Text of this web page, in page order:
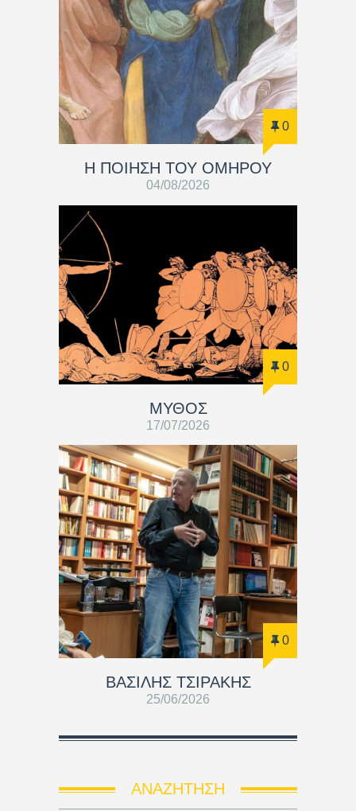
0
Η ΠΟΙΗΣΗ ΤΟΥ ΟΜΗΡΟΥ
04/08/2026
0
ΜΥΘΟΣ
17/07/2026
0
ΒΑΣΊΛΗΣ ΤΣΙΡΆΚΗΣ
25/06/2026
ΑΝΑΖΉΤΗΣΗ